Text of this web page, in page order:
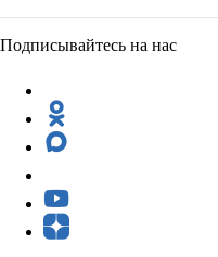
Подписывайтесь на нас